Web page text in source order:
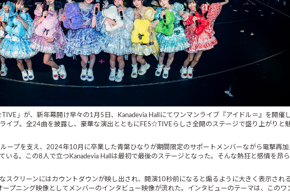
」が、新年幕開け早々の1月5日、Kanadevia Hallにてワンマンライブ『アイドル＝』を開
イブ。全24曲を披露し、豪華な演出とともにFES☆TIVEらしさ全開のステージで盛り上がりと
ープを支え、2024年10月に卒業した青葉ひなりが期間限定のサポートメンバーながら電撃再
いる。この8人で立つKanadevia Hallは最初で最後のステージとなった。そんな熱狂と感情を昂
スクリーンにはカウントダウンが映し出され、開演10秒前になると煽るように大きく表示され
ープニング映像としてメンバーのインタビュー映像が流れた。インタビューのテーマは、この